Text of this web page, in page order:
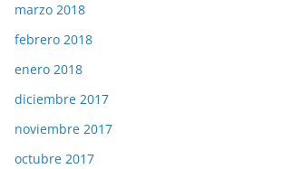
marzo 2018
febrero 2018
enero 2018
diciembre 2017
noviembre 2017
octubre 2017